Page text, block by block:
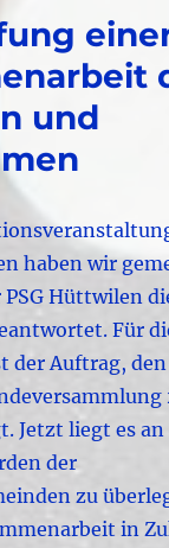
und
haben wir
Hüttwilen
Für
der Auftrag, den
Jetzt liegt es an
der
zu
in